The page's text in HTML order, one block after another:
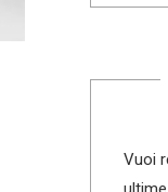
Vuoi